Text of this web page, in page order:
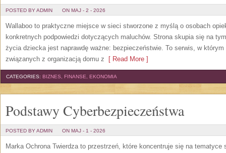
POSTED BY ADMIN ON MAJ - 2 - 2026
Wallaboo to praktyczne miejsce w sieci stworzone z myślą o osobach
konkretnych podpowiedzi dotyczących maluchów. Strona skupia się na
życia dziecka jest naprawdę ważne: bezpieczeństwie. To serwis, w
związanych z organizacją domu z [ Read More ]
CATEGORIES: BIZNES, FINANSE, EKONOMIA
Podstawy Cyberbezpieczeństwa
POSTED BY ADMIN ON MAJ - 1 - 2026
Marka Ochrona Twierdza to przestrzeń, które koncentruje się na tematyce